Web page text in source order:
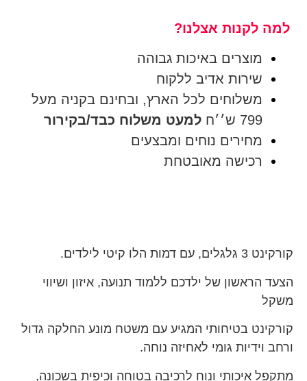
למה לקנות אצלנו?
מוצרים באיכות גבוהה
שירות אדיב ללקוח
משלוחים לכל הארץ, ובחינם בקניה מעל
799 ש׳׳ח
למעט משלוח כבד/בקירור
מחירים נוחים ומבצעים
רכישה מאובטחת
קורקינט 3 גלגלים, עם דמות הלו קיטי לילדים.
הצעד הראשון של ילדכם ללמוד תנועה, איזון ושיווי
משקל
קורקינט בטיחותי המגיע עם משטח מונע החלקה גדול
ורחב וידיות גומי לאחיזה נוחה.
מתקפל איכותי ונוח לרכיבה בטוחה וכיפית בשכונה,